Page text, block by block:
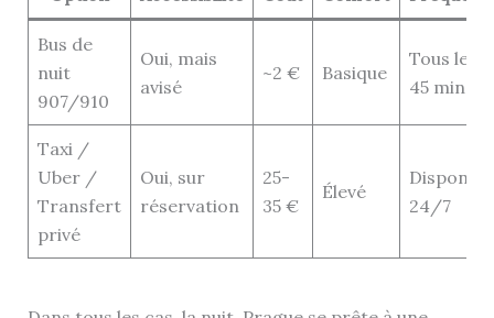
Bus de
nuit
907/910
Oui, mais
avisé
~2 € Basique
Tous les
45 min
Taxi /
Uber /
Transfert
privé
Oui, sur
réservation
25-
35 €
Élevé
24/7